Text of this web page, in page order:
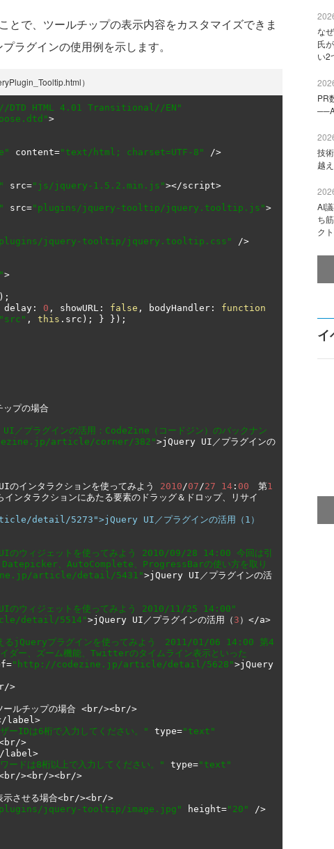
で、ツールチップの表示内容をカスタマイズできま
ラグインの使用例を示します。
）
DTD HTML 4.01 Transitional//EN"
>
content="text/html; charset=UTF-8"
/>
src="js/jquery-1.5.2.min.js"></script>
src="plugins/jquery-tooltip/jquery.tooltip.js">
jquery-tooltip/jquery.tooltip.css" />
>
delay : 0 , showURL : false , bodyHandler :
function
"src" , this . src ); }
});
ップの場合
／プラグインの活用：CodeZine（コードジン）のバックナン
article/corner/382">jQuery UI ／プラグインの
のインタラクションを使ってみよう 2010/07/27 14 : 00 第1
インタラクションにあたる要素のドラッグ＆ドロップ、リサイ
detail/5273">jQuery UI／プラグインの活用（1）
ウィジェットを使ってみよう 2010/09/28 14:00 今回は引
、AutoComplete、ProgressBarの使い方を取り
article/detail/5431">jQuery UI ／プラグインの活
のウィジェットを使ってみよう 2010/11/25 14:00"
detail/5514">jQuery UI ／プラグインの活用（ 3 ）</a>
るjQueryプラグインを使ってみよう　2011/01/06 14:00 第4
ダー、ズーム機能、Twitterのタイムライン表示といった
="http://codezine.jp/article/detail/5628">jQuery
/>
ールチップの場合 <br/><br/>
label>
ーIDは6桁で入力してください。" type="text"
br/>
label>
ードは8桁以上で入力してください。" type="text"
br/><br/><br/>
示させる場合<br/><br/>
jquery-tooltip/image.jpg" height="20"
/>
な
氏
い2
PR
技
越
AI
ち
ク
イ